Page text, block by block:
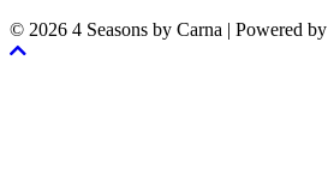
© 2026 4 Seasons by Carna | Powered by
Skrolla